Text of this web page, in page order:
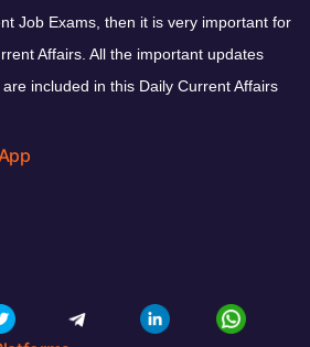
Job Exams, then it is very important for
Affairs. All the important updates
included in this Daily Current Affairs